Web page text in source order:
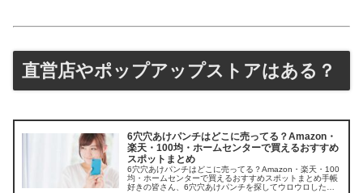
直営店やポップアップストアはある？
6穴穴あけパンチはどこに売ってる？Amazon・
楽天・100均・ホームセンターで買えるおすすめ
スポットまとめ
6穴穴あけパンチはどこに売ってる？Amazon・楽天・100
均・ホームセンターで買えるおすすめスポットまとめ手帳
好きの皆さん、6穴穴あけパンチを探してウロウロしたこ